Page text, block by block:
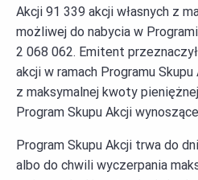
Akcji 91 339 akcji własnych z
możliwej do nabycia w
2 068 062. Emitent
akcji w ramach Programu
z maksymalnej kwoty
Program Skupu Akcji
Program Skupu Akcji trwa do
albo do chwili wyczerpania